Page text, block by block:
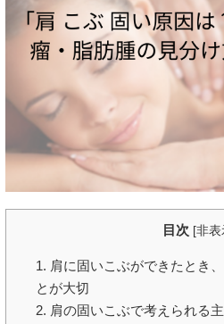
目次 [非表
1. 肩に固いこぶができたとき
とが大切
2. 肩の固いこぶで考えられる